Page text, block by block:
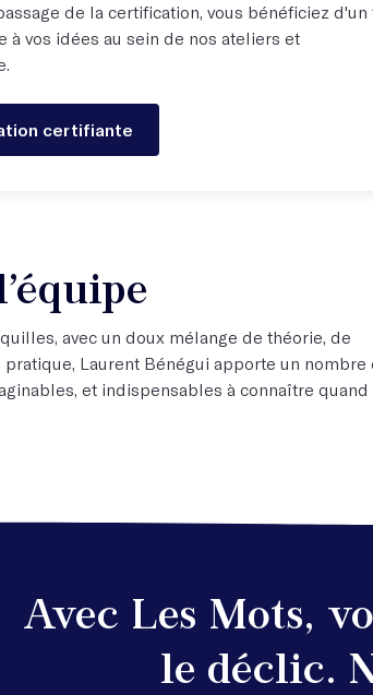
de la certification, vous bénéficiez d'un
à vos idées au sein de nos ateliers et
certifiante
avec un doux mélange de théorie, de
Laurent Bénégui apporte un nombre
et indispensables à connaître
Avec Les Mots,
le déclic.